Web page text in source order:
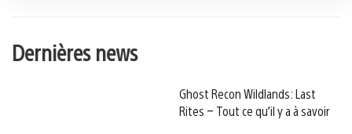
Dernières news
Ghost Recon Wildlands: Last
Rites – Tout ce qu’il y a à savoir